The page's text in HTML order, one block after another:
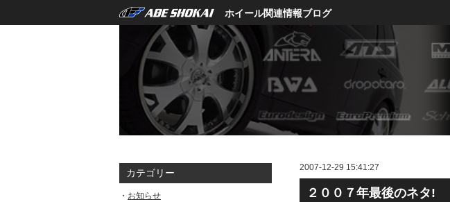
ホイール関連情報ブログ
カテゴリー
お知らせ
2007-12-29 15:41:27
２００７年最後のネタ!